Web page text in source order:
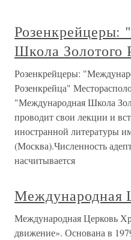
Розенкрейцеры:
Школа Золотого
Розенкрейцеры:
Розенкрейца"
"Международная Школа
проводит свои лекции и
иностранной литературы
(Москва).Численность
насчитывается
Международная
Международная Церковь
движение». Основана в